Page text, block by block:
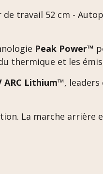
travail 52 cm -
Peak Power™
thermique et les
ARC Lithium™, leaders
La marche arrière